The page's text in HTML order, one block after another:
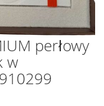
perłowy
w